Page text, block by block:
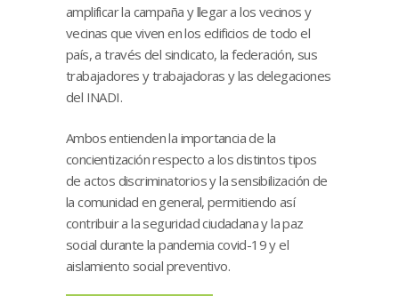
amplificar la campaña y llegar a los vecinos y
vecinas que viven en los edificios de todo el
país, a través del sindicato, la federación, sus
trabajadores y trabajadoras y las delegaciones
del INADI.
Ambos entienden la importancia de la
concientización respecto a los distintos tipos
de actos discriminatorios y la sensibilización de
la comunidad en general, permitiendo así
contribuir a la seguridad ciudadana y la paz
social durante la pandemia covid-19 y el
aislamiento social preventivo.